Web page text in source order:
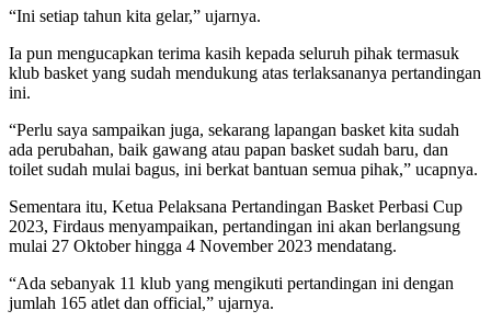
“Ini setiap tahun kita gelar,” ujarnya.
Ia pun mengucapkan terima kasih kepada seluruh pihak termasuk
klub basket yang sudah mendukung atas terlaksananya pertandingan
ini.
“Perlu saya sampaikan juga, sekarang lapangan basket kita sudah
ada perubahan, baik gawang atau papan basket sudah baru, dan
toilet sudah mulai bagus, ini berkat bantuan semua pihak,” ucapnya.
Sementara itu, Ketua Pelaksana Pertandingan Basket Perbasi Cup
2023, Firdaus menyampaikan, pertandingan ini akan berlangsung
mulai 27 Oktober hingga 4 November 2023 mendatang.
“Ada sebanyak 11 klub yang mengikuti pertandingan ini dengan
jumlah 165 atlet dan official,” ujarnya.